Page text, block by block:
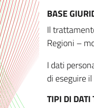
BASE
Il
Regioni –
I dati
di eseguire
TIPI DI DATI